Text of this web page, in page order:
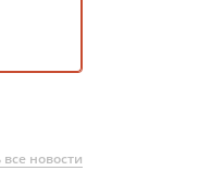
новости